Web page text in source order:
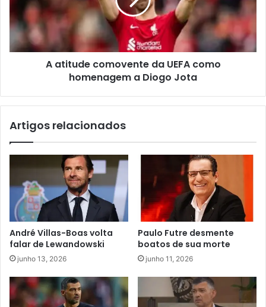
A atitude comovente da UEFA como
homenagem a Diogo Jota
Artigos relacionados
André Villas-Boas volta
falar de Lewandowski
junho 13, 2026
Paulo Futre desmente
boatos de sua morte
junho 11, 2026